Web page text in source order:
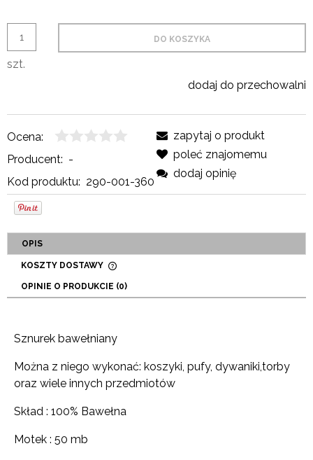
szt.
DO KOSZYKA
dodaj do przechowalni
Ocena:
Producent: -
Kod produktu: 290-001-360
zapytaj o produkt
poleć znajomemu
dodaj opinię
OPIS
KOSZTY DOSTAWY
PŁATNOŚCI
OPINIE O PRODUKCIE (0)
Sznurek bawełniany
Można z niego wykonać: koszyki, pufy, dywaniki,torby
oraz wiele innych przedmiotów
Skład : 100% Bawełna
Motek : 50 mb